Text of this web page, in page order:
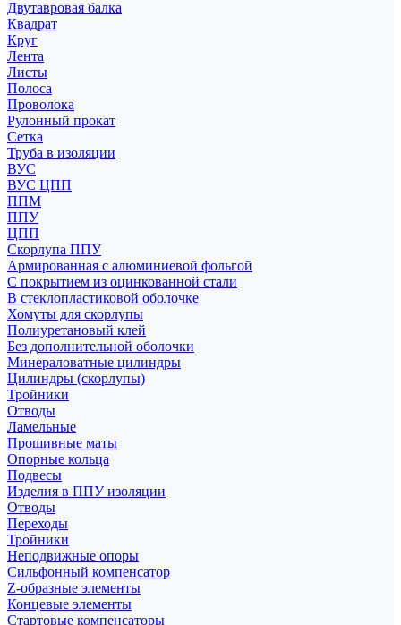
Двутавровая балка
Квадрат
Круг
Лента
Листы
Полоса
Проволока
Рулонный прокат
Сетка
Труба в изоляции
ВУС
ВУС ЦПП
ППМ
ППУ
ЦПП
Скорлупа ППУ
Армированная с алюминиевой фольгой
С покрытием из оцинкованной стали
В стеклопластиковой оболочке
Хомуты для скорлупы
Полиуретановый клей
Без дополнительной оболочки
Минераловатные цилиндры
Цилиндры (скорлупы)
Тройники
Отводы
Ламельные
Прошивные маты
Опорные кольца
Подвесы
Изделия в ППУ изоляции
Отводы
Переходы
Тройники
Неподвижные опоры
Cильфонный компенсатор
Z-образные элементы
Концевые элементы
Стартовые компенсаторы